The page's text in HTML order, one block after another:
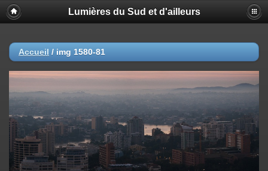
Lumières du Sud et d'ailleurs
Accueil / img 1580-81